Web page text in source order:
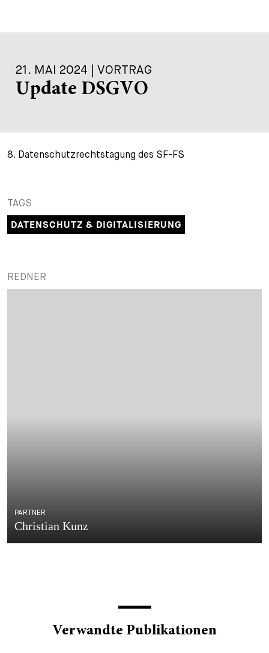
21. MAI 2024 | VORTRAG
Update DSGVO
8. Datenschutzrechtstagung des SF-FS
TAGS
DATENSCHUTZ & DIGITALISIERUNG
REDNER
PARTNER
Christian Kunz
Verwandte Publikationen